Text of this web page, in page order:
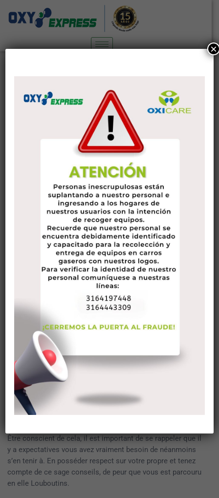
Exécuter Pour les femmes
13 de noviembre de 2022
9 Situations Aucun gars qui se
respecte lui-même ne devrait
auparavant faire pour une
femme mure dunkerque
développée développée
Rassemblez-vous… tout autour, messieurs. Permettez-moi
booster un scotch (solitary malt, kindly) pour vous. C’est
2015 et pour une raison nous sommes tous pataugeant
dans cette en ligne paysage avec parent succès. Nous
avons maintenant adroitement ajusté tous nos footwork
pour esquiver le féministe mines terrestres qui jonchent les
hautes herbes entre états-unis et, vous réalisez, enchanteur
normalité.
Nous terminé ok task de découvrir comment finir par être
respectueux (et généralement non répulsif) au plus beau
rapports sexuels. Vous trouverez des avertissements,
cependant, et de ces nous devrions rester clair. Shifting
gender parts en Amérique ont tenu états-unis sur tous nos
orteils. Si peut-être tu étais augmenté “habituellement”
comme je était en fait , il rend vous à un carrefour en termes
de décorum. Examiner sexe parties est à analyser propres
connexions ensemble.
Être conscient de cela, il est important de se rappeler que il
y a expectatives vous avez vraiment besoin de néanmoins
s’en tenir à. En posséder respect sur votre propre et tenez
compte de ce sage conseils, de peur que vous est parcouru
en elle Louboutins.
×